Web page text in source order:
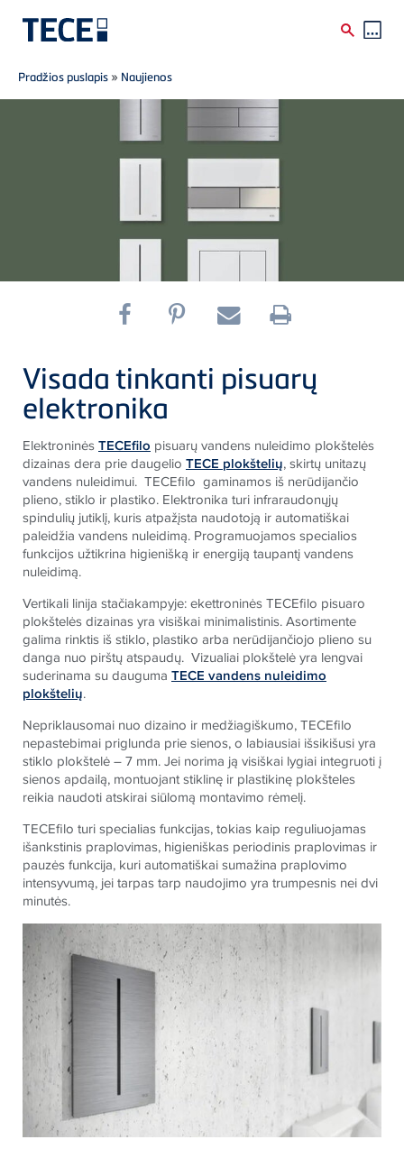
Skip to main content
Breadcrumb
Pradžios puslapis » Naujienos
Visada tinkanti pisuarų
elektronika
ElektroninėsTECEfilo pisuarų vandens nuleidimo plokštelės
dizainas dera prie daugelio TECE plokštelių, skirtų unitazų
vandens nuleidimui. TECEfilo gaminamos iš nerūdijančio
plieno, stiklo ir plastiko. Elektronika turi infraraudonųjų
spindulių jutiklį, kuris atpažįsta naudotoją ir automatiškai
paleidžia vandens nuleidimą. Programuojamos specialios
funkcijos užtikrina higienišką ir energiją taupantį vandens
nuleidimą.
Vertikali linija stačiakampyje: ekettroninės TECEfilo pisuaro
plokštelės dizainas yra visiškai minimalistinis. Asortimente
galima rinktis iš stiklo, plastiko arba nerūdijančiojo plieno su
danga nuo pirštų atspaudų. Vizualiai plokštelė yra lengvai
suderinama su dauguma TECE vandens nuleidimo
plokštelių.
Nepriklausomai nuo dizaino ir medžiagiškumo, TECEfilo
nepastebimai priglunda prie sienos, o labiausiai išsikišusi yra
stiklo plokštelė – 7 mm. Jei norima ją visiškai lygiai integruoti į
sienos apdailą, montuojant stiklinę ir plastikinę plokšteles
reikia naudoti atskirai siūlomą montavimo rėmelį.
TECEfilo turi specialias funkcijas, tokias kaip reguliuojamas
išankstinis praplovimas, higieniškas periodinis praplovimas ir
pauzės funkcija, kuri automatiškai sumažina praplovimo
intensyvumą, jei tarpas tarp naudojimo yra trumpesnis nei dvi
minutės.